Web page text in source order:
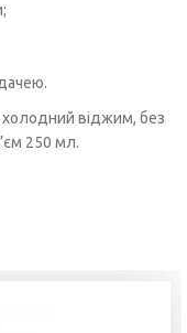
холодний віджим, без
250 мл.